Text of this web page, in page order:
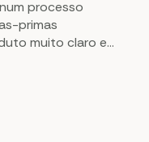
processo
primas
muito claro e